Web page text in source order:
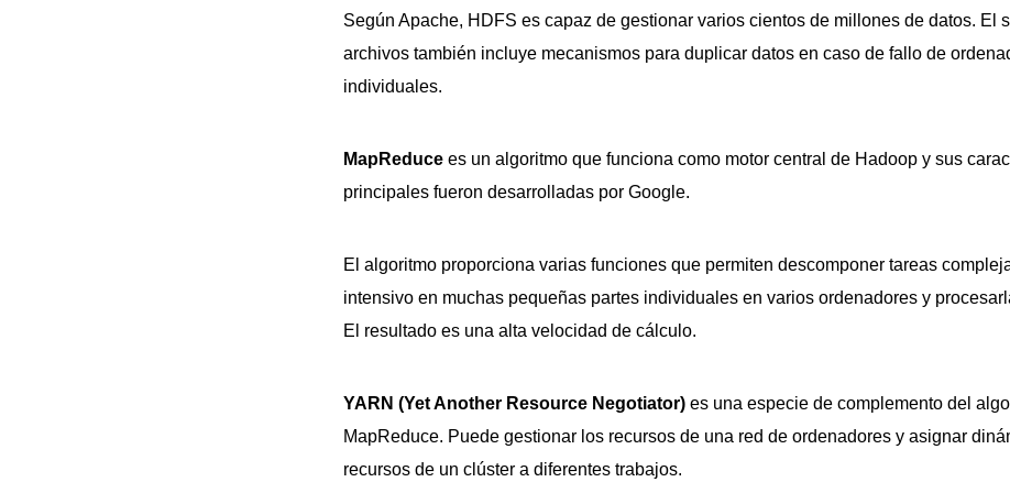
Según Apache, HDFS es capaz de gestionar varios cientos de millones de datos. El
archivos también incluye mecanismos para duplicar datos en caso de fallo de
individuales.
MapReduce es un algoritmo que funciona como motor central de Hadoop y sus
principales fueron desarrolladas por Google.
El algoritmo proporciona varias funciones que permiten descomponer tareas
intensivo en muchas pequeñas partes individuales en varios ordenadores y
El resultado es una alta velocidad de cálculo.
YARN (Yet Another Resource Negotiator) es una especie de complemento del
MapReduce. Puede gestionar los recursos de una red de ordenadores y asignar
recursos de un clúster a diferentes trabajos.